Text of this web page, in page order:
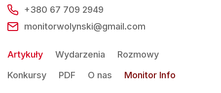
+380 67 709 2949
monitorwolynski@gmail.com
Artykuły Wydarzenia
Rozmowy
Konkursy
PDF O nas Monitor Info